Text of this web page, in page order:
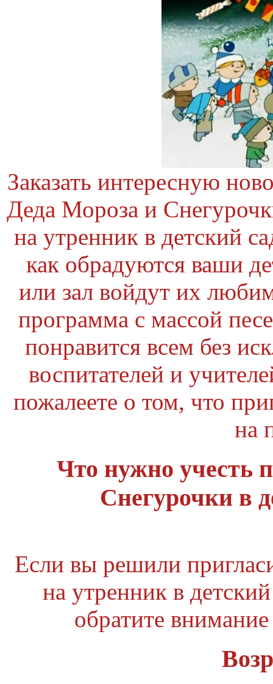
Заказать интересную
Деда Мороза и
на утренник в детский
как обрадуются ваши
или зал войдут их
программа с массой
понравится всем без
воспитателей и
пожалеете о том, что
на
Что нужно учесть
Снегурочки в
Если вы решили
на утренник в
обратите